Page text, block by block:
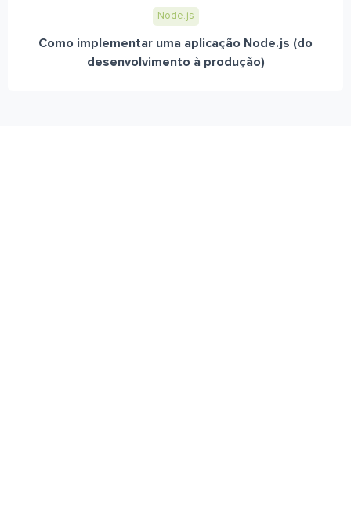
Node.js
Como implementar uma aplicação Node.js (do
desenvolvimento à produção)